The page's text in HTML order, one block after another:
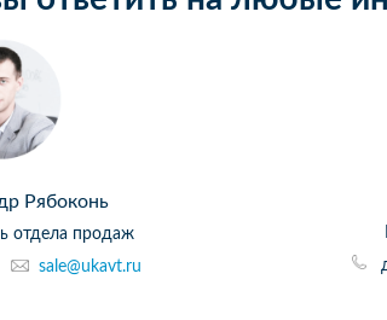
Рябоконь
отдела продаж
sale@ukavt.ru